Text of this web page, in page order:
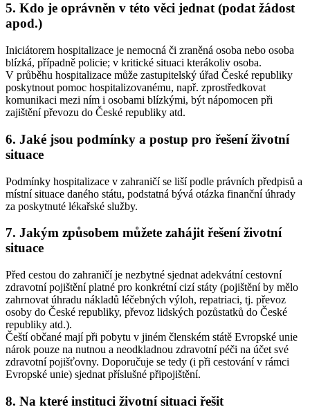
5. Kdo je oprávněn v této věci jednat (podat žádost
apod.)
Iniciátorem hospitalizace je nemocná či zraněná osoba nebo osoba
blízká, případně policie; v kritické situaci kterákoliv osoba.
V průběhu hospitalizace může zastupitelský úřad České republiky
poskytnout pomoc hospitalizovanému, např. zprostředkovat
komunikaci mezi ním i osobami blízkými, být nápomocen při
zajištění převozu do České republiky atd.
6. Jaké jsou podmínky a postup pro řešení životní
situace
Podmínky hospitalizace v zahraničí se liší podle právních předpisů a
místní situace daného státu, podstatná bývá otázka finanční úhrady
za poskytnuté lékařské služby.
7. Jakým způsobem můžete zahájit řešení životní
situace
Před cestou do zahraničí je nezbytné sjednat adekvátní cestovní
zdravotní pojištění platné pro konkrétní cizí státy (pojištění by mělo
zahrnovat úhradu nákladů léčebných výloh, repatriaci, tj. převoz
osoby do České republiky, převoz lidských pozůstatků do České
republiky atd.).
Čeští občané mají při pobytu v jiném členském státě Evropské unie
nárok pouze na nutnou a neodkladnou zdravotní péči na účet své
zdravotní pojišťovny. Doporučuje se tedy (i při cestování v rámci
Evropské unie) sjednat příslušné připojištění.
8. Na které instituci životní situaci řešit